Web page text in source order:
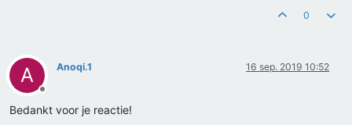
0
A
Offline
Anoqi.1 16 sep. 2019 10:52
Bedankt voor je reactie!